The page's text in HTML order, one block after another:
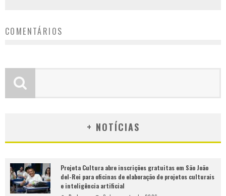
COMENTÁRIOS
+ NOTÍCIAS
Projeta Cultura abre inscrições gratuitas em São João
del-Rei para oficinas de elaboração de projetos culturais
e inteligência artificial